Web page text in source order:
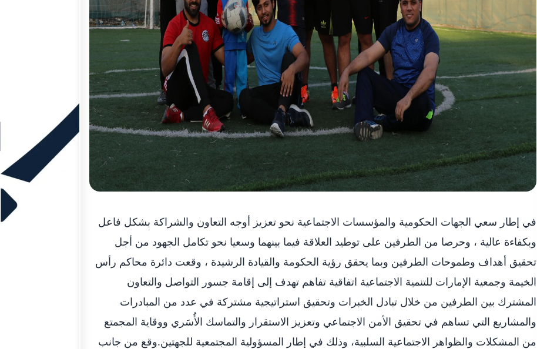
في إطار سعي الجهات الحكومية والمؤسسات الاجتماعية نحو تعزيز أوجه التعاون والشراكة بشكل فاعل
وبكفاءة عالية ، وحرصا من الطرفين على توطيد العلاقة فيما بينهما وسعيا نحو تكامل الجهود من أجل
تحقيق أهداف وطموحات الطرفين وبما يحقق رؤية الحكومة والقيادة الرشيدة ، وقعت دائرة محاكم رأس
الخيمة وجمعية الإمارات للتنمية الاجتماعية اتفاقية تفاهم تهدف إلى إقامة جسور التواصل والتعاون
المشترك بين الطرفين من خلال تبادل الخبرات وتحقيق استراتيجية مشتركة في عدد من المبادرات
والمشاريع التي تساهم في تحقيق الأمن الاجتماعي وتعزيز الاستقرار والتماسك الأُسَري ووقاية المجمتع
من المشكلات والظواهر الاجتماعية السلبية، وذلك في إطار المسؤولية المجتمعية للجهتين.وقع من جانب